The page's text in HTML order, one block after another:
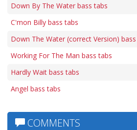
Down By The Water bass tabs
C'mon Billy bass tabs
Down The Water (correct Version)
Working For The Man bass tabs
Hardly Wait bass tabs
Angel bass tabs
COMMENTS